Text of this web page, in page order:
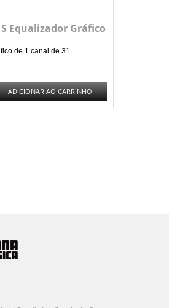
Equalizador Gráfico
de 1 canal de 31 ...
ADICIONAR AO CARRINHO